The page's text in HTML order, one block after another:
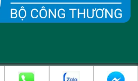
web này được sở hữu và quản lý bởi: